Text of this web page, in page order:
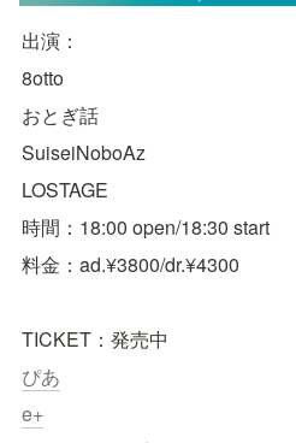
出演：
8otto
おとぎ話
SuiseiNoboAz
LOSTAGE
時間：18:00 open/18:30 start
料金：ad.¥3800/dr.¥4300
TICKET：発売中
ぴあ
e+